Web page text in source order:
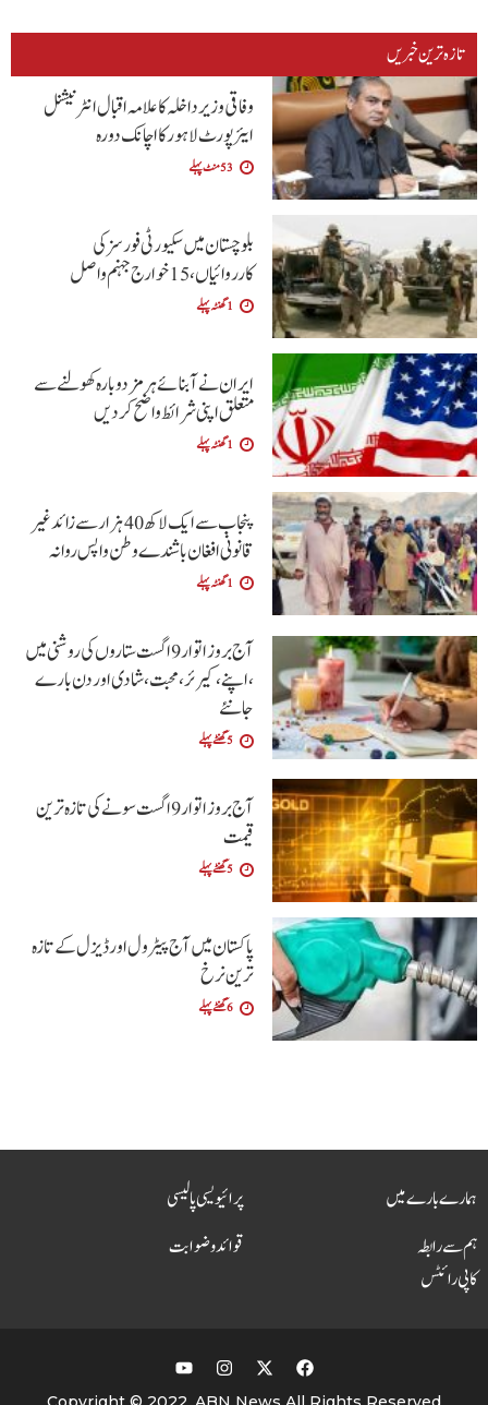
تازہ ترین خبریں
وفاقی وزیر داخلہ کا علامہ اقبال انٹرنیشنل
ایئرپورٹ لاہور کا اچانک دورہ
53 منٹ پہلے
بلوچستان میں سکیورٹی فورسز کی
کارروائیاں، 15 خوارج جہنم واصل
1 گھنٹہ پہلے
ایران نے آبنائے ہرمز دوبارہ کھولنے سے
متعلق اپنی شرائط واضح کردیں
1 گھنٹہ پہلے
پنجاب سے ایک لاکھ 40 ہزار سے زائد غیر
قانونی افغان باشندے وطن واپس روانہ
1 گھنٹہ پہلے
آج بروز اتوار9 اگست ستاروں کی روشنی میں
،اپنے،کیرئر،محبت ،شادی اور دن بارے
جانئے
5 گھنٹے پہلے
آج بروز اتوار 9 اگست سونے کی تازہ ترین
قیمت
5 گھنٹے پہلے
پاکستان میں آج پیٹرول اور ڈیزل کے تازہ
ترین نرخ
6 گھنٹے پہلے
ہمارے بارے میں
ہم سے رابطہ
پرائیویسی پالیسی
قوائد و ضوابت
کاپی رائٹس